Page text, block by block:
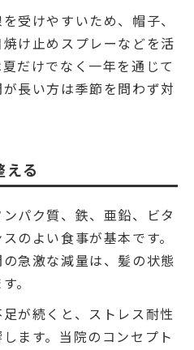
受けやすいため、帽子、
け止めスプレーなどを活
だけでなく一年を通じて
長い方は季節を問わず対
る
パク質、鉄、亜鉛、ビタ
のよい食事が基本です。
急激な減量は、髪の状態
。
が続くと、ストレス耐性
ます。当院のコンセプト